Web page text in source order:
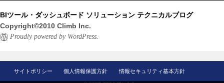
BIツール・ダッシュボード ソリューション テクニカルブログ
Copyright©2010 Climb Inc.
Proudly powered by WordPress.
サイトポリシー 個人情報保護方針 情報セキュリティ基本方針